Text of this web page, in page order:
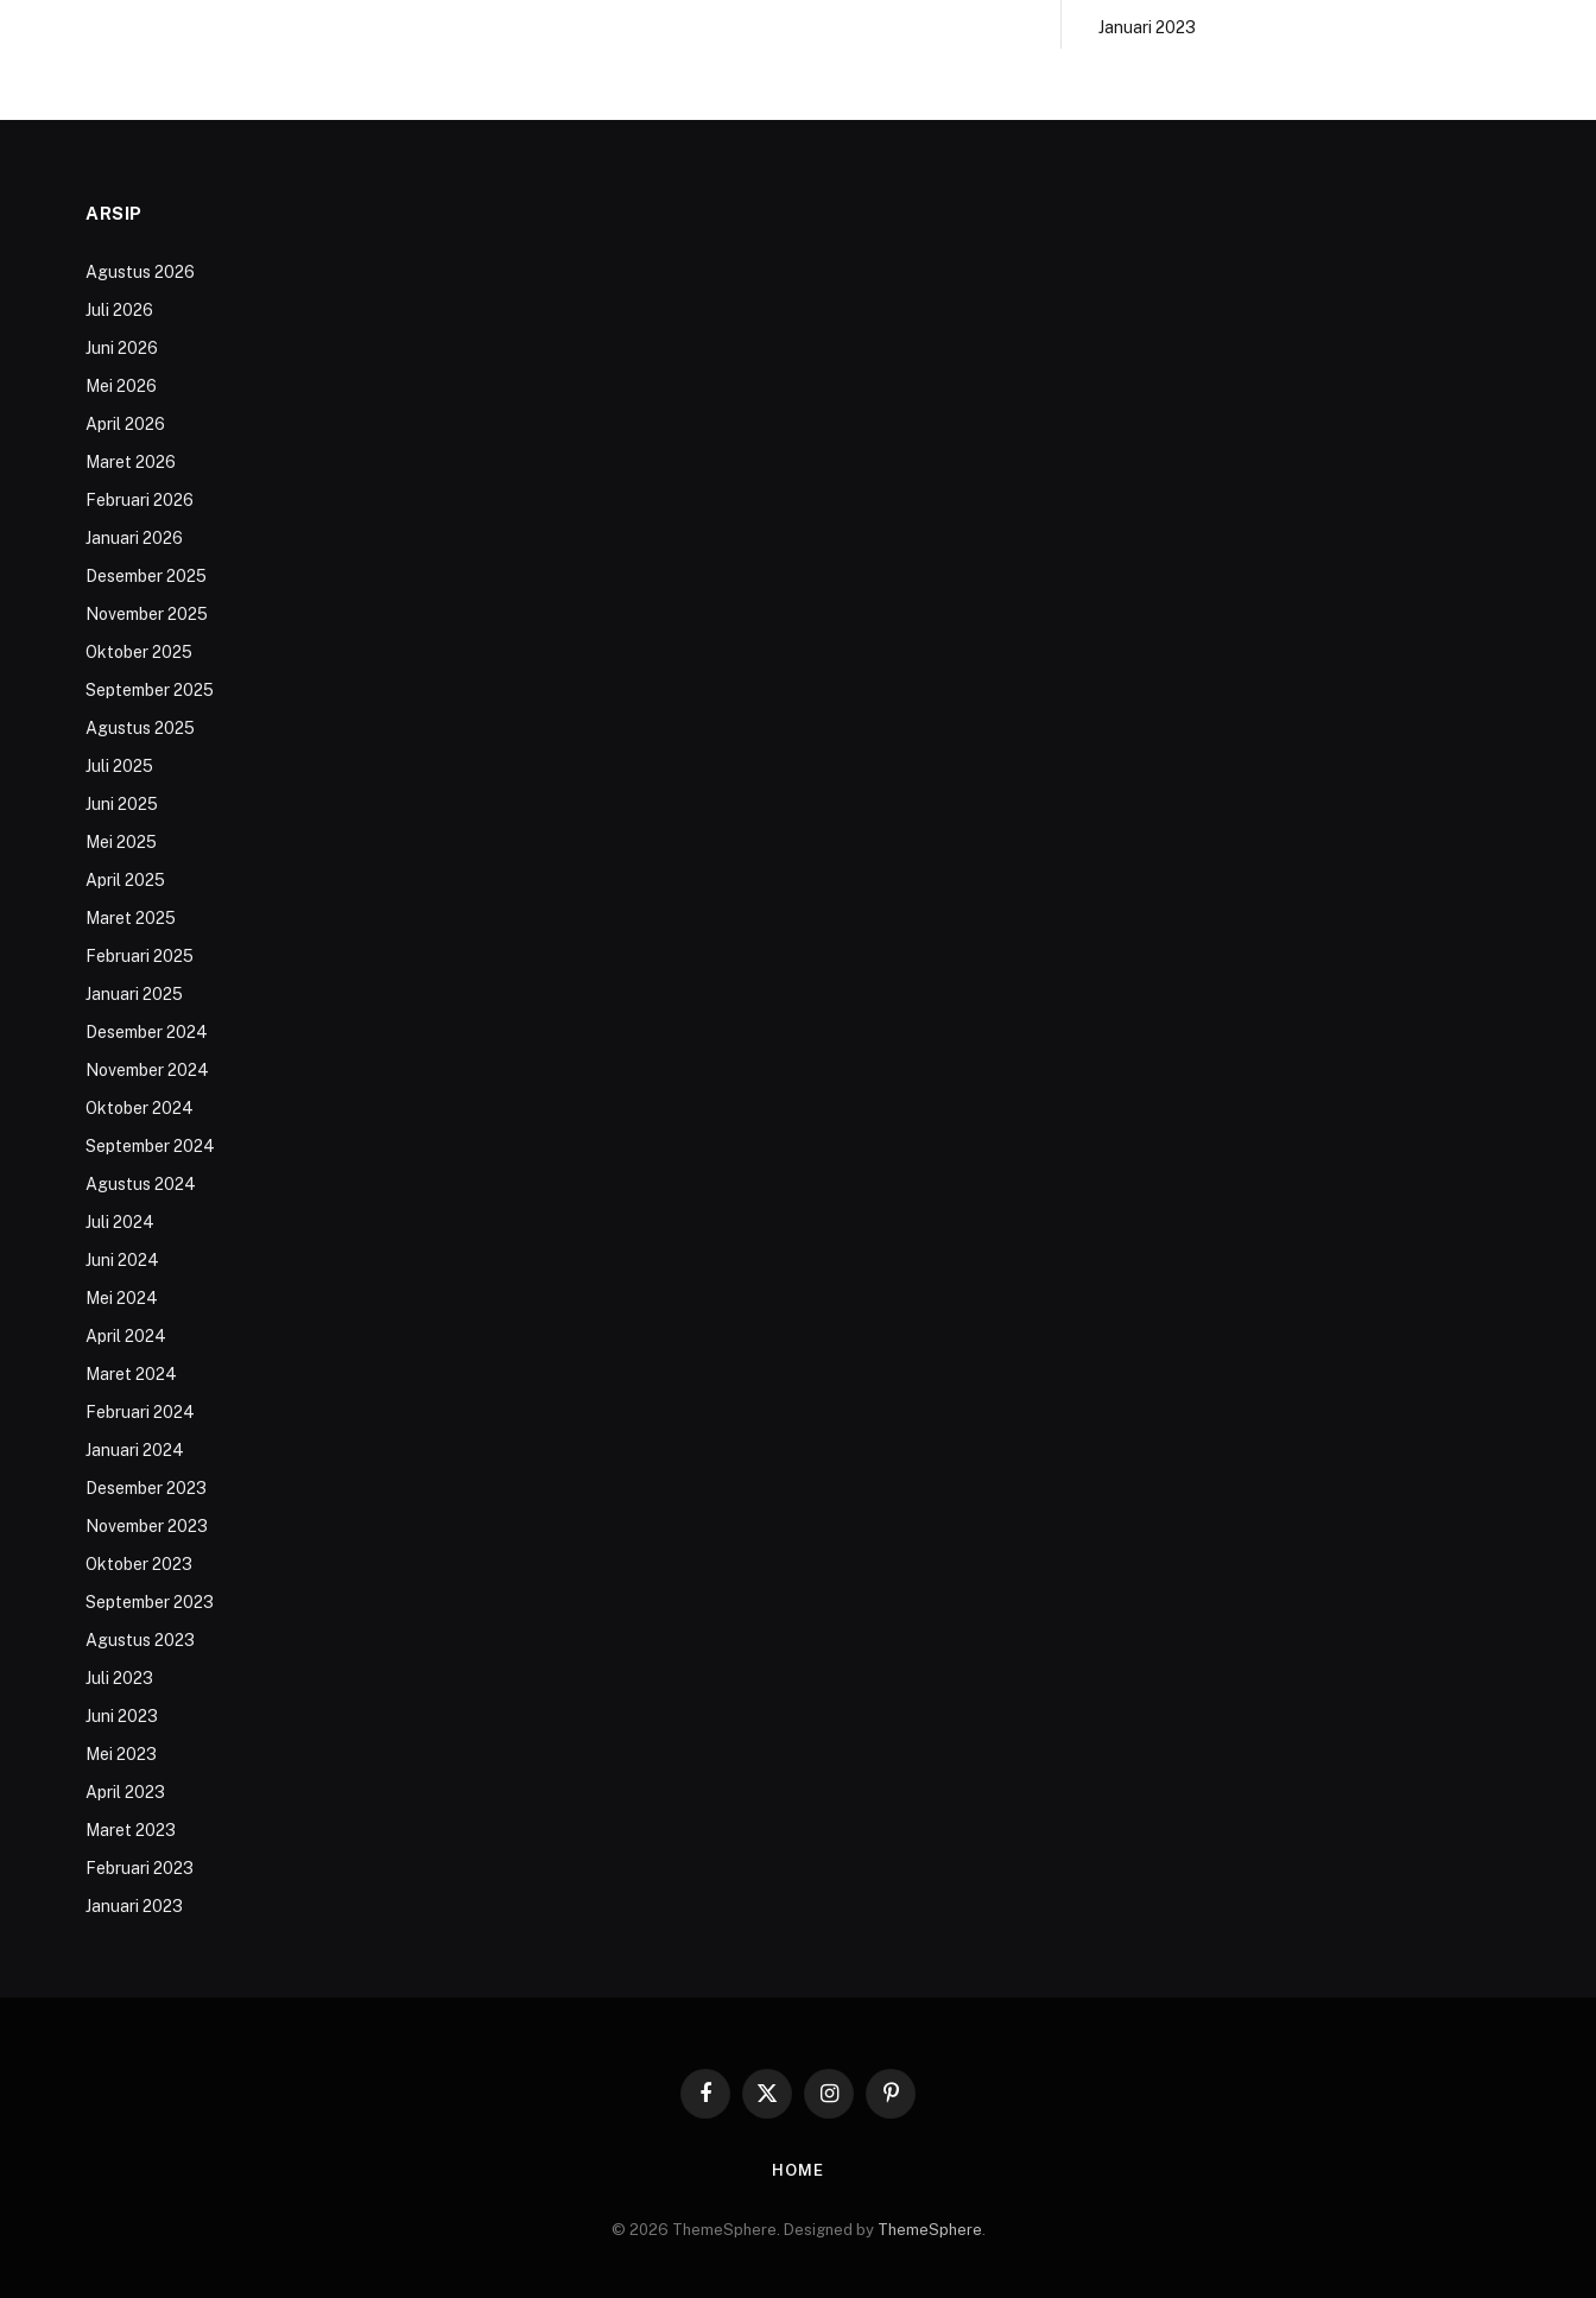
Januari 2023
ARSIP
Agustus 2026
Juli 2026
Juni 2026
Mei 2026
April 2026
Maret 2026
Februari 2026
Januari 2026
Desember 2025
November 2025
Oktober 2025
September 2025
Agustus 2025
Juli 2025
Juni 2025
Mei 2025
April 2025
Maret 2025
Februari 2025
Januari 2025
Desember 2024
November 2024
Oktober 2024
September 2024
Agustus 2024
Juli 2024
Juni 2024
Mei 2024
April 2024
Maret 2024
Februari 2024
Januari 2024
Desember 2023
November 2023
Oktober 2023
September 2023
Agustus 2023
Juli 2023
Juni 2023
Mei 2023
April 2023
Maret 2023
Februari 2023
Januari 2023
Facebook
X
InstagramPinterest
HOME
© 2026 ThemeSphere. Designed by ThemeSphere.